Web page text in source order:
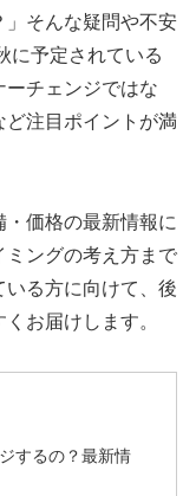
」そんな疑問や不安
に予定されている
ーチェンジではな
ど注目ポイントが満
価格の最新情報に
ミングの考え方まで
る方に向けて、後
お届けします。
するの？最新情